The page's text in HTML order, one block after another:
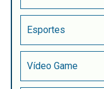
Esportes
Vídeo Game